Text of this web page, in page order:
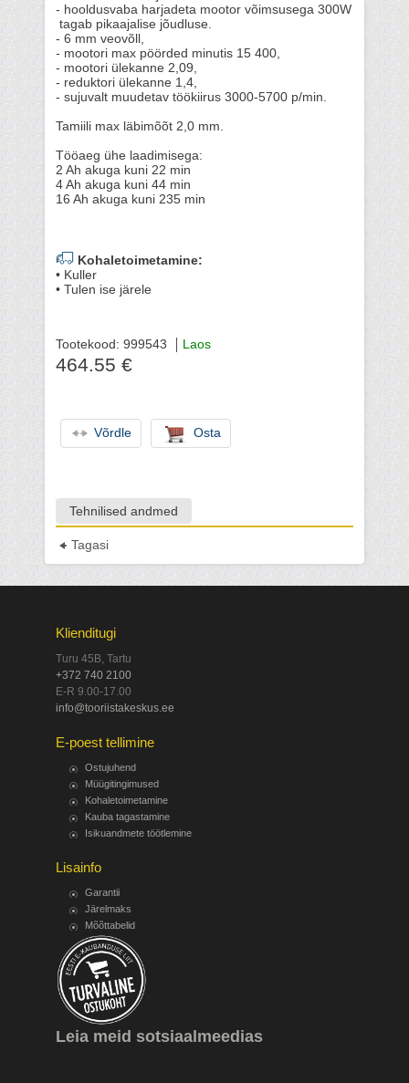
- hooldusvaba harjadeta mootor võimsusega 300W
tagab pikaajalise jõudluse.
- 6 mm veovõll,
- mootori max pöörded minutis 15 400,
- mootori ülekanne 2,09,
- reduktori ülekanne 1,4,
- sujuvalt muudetav töökiirus 3000-5700 p/min.
Tamiili max läbimõõt 2,0 mm.
Tööaeg ühe laadimisega:
2 Ah akuga kuni 22 min
4 Ah akuga kuni 44 min
16 Ah akuga kuni 235 min
Kohaletoimetamine:
• Kuller
• Tulen ise järele
Tootekood: 999543 Laos
464.55 €
Võrdle Osta
Tehnilised andmed
Tagasi
Klienditugi
Turu 45B, Tartu
+372 740 2100
E-R 9.00-17.00
info@tooriistakeskus.ee
E-poest tellimine
Ostujuhend
Müügitingimused
Kohaletoimetamine
Kauba tagastamine
Isikuandmete töötlemine
Lisainfo
Garantii
Järelmaks
Mõõttabelid
Leia meid sotsiaalmeedias